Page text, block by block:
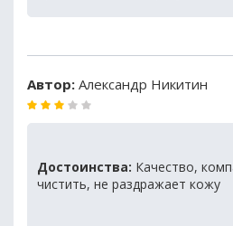
Автор: Александр Никитин
Достоинства: Качество,
чистить, не раздражает кожу